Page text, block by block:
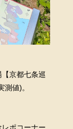
京都七条巡
値)。
ポコーナー